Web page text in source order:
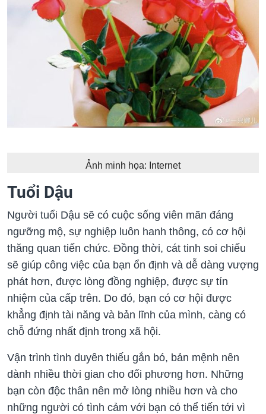
Ảnh minh họa: Internet
Tuổi Dậu
Người tuổi Dậu sẽ có cuộc sống viên mãn đáng
ngưỡng mộ, sự nghiệp luôn hanh thông, có cơ hội
thăng quan tiến chức. Đồng thời, cát tinh soi chiếu
sẽ giúp công việc của bạn ổn định và dễ dàng vượng
phát hơn, được lòng đồng nghiệp, được sự tín
nhiệm của cấp trên. Do đó, bạn có cơ hội được
khẳng định tài năng và bản lĩnh của mình, càng có
chỗ đứng nhất định trong xã hội.
Vận trình tình duyên thiếu gắn bó, bản mệnh nên
dành nhiều thời gian cho đối phương hơn. Những
bạn còn độc thân nên mở lòng nhiều hơn và cho
những người có tình cảm với bạn có thể tiến tới vì